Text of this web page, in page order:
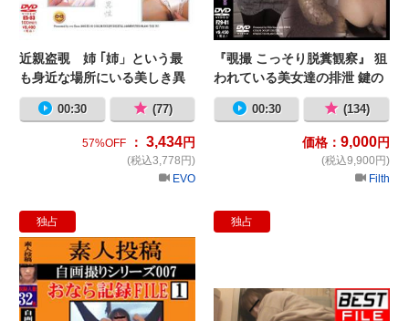
近親盗覗 姉 ｢姉」という最
も身近な場所にいる美しき異
性
00:30 (77)
57%OFF ： 3,434円
(税込3,778円)
EVO
『覗撮 こっそり脱糞観察』 狙
われている美女達の排泄 鍵の
掛け忘れに注意!!
00:30 (134)
価格： 9,000円
(税込9,900円)
Filth
独占 独占